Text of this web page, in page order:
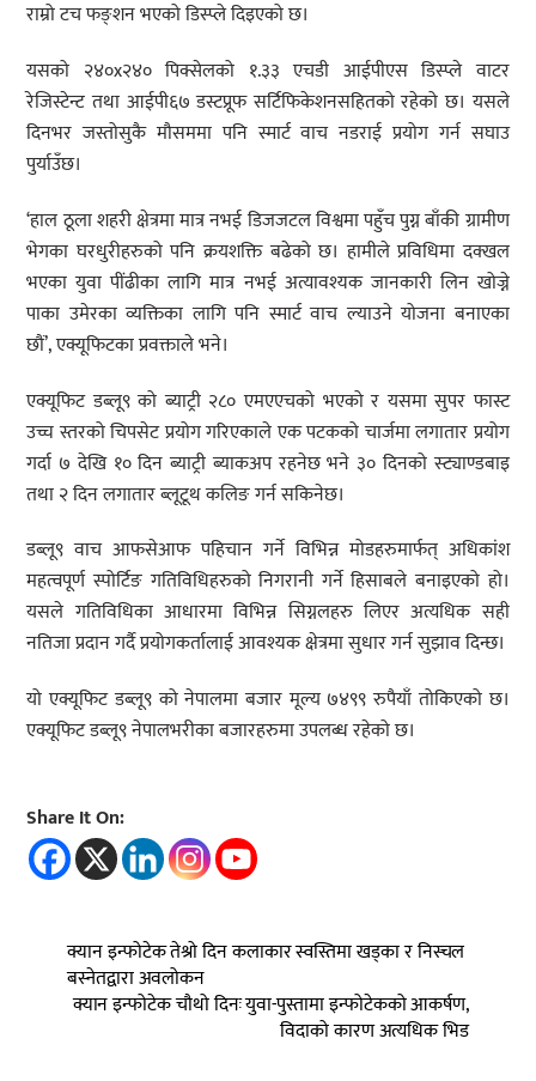
राम्रो टच फङ्शन भएको डिस्प्ले दिइएको छ।
यसको २४०x२४० पिक्सेलको १.३३ एचडी आईपीएस डिस्प्ले वाटर
रेजिस्टेन्ट तथा आईपी६७ डस्टप्रूफ सर्टिफिकेशनसहितको रहेको छ। यसले
दिनभर जस्तोसुकै मौसममा पनि स्मार्ट वाच नडराई प्रयोग गर्न सघाउ
पुर्याउँछ।
‘हाल ठूला शहरी क्षेत्रमा मात्र नभई डिजजटल विश्वमा पहुँच पुग्न बाँकी ग्रामीण
भेगका घरधुरीहरुको पनि क्रयशक्ति बढेको छ। हामीले प्रविधिमा दक्खल
भएका युवा पींढीका लागि मात्र नभई अत्यावश्यक जानकारी लिन खोज्ने
पाका उमेरका व्यक्तिका लागि पनि स्मार्ट वाच ल्याउने योजना बनाएका
छौं’, एक्यूफिटका प्रवक्ताले भने।
एक्यूफिट डब्लू९ को ब्याट्री २८० एमएएचको भएको र यसमा सुपर फास्ट
उच्च स्तरको चिपसेट प्रयोग गरिएकाले एक पटकको चार्जमा लगातार प्रयोग
गर्दा ७ देखि १० दिन ब्याट्री ब्याकअप रहनेछ भने ३० दिनको स्ट्याण्डबाइ
तथा २ दिन लगातार ब्लूटूथ कलिङ गर्न सकिनेछ।
डब्लू९ वाच आफसेआफ पहिचान गर्ने विभिन्न मोडहरुमार्फत् अधिकांश
महत्वपूर्ण स्पोर्टिङ गतिविधिहरुको निगरानी गर्ने हिसाबले बनाइएको हो।
यसले गतिविधिका आधारमा विभिन्न सिग्नलहरु लिएर अत्यधिक सही
नतिजा प्रदान गर्दै प्रयोगकर्तालाई आवश्यक क्षेत्रमा सुधार गर्न सुझाव दिन्छ।
यो एक्यूफिट डब्लू९ को नेपालमा बजार मूल्य ७४९९ रुपैयाँ तोकिएको छ।
एक्यूफिट डब्लू९ नेपालभरीका बजारहरुमा उपलब्ध रहेको छ।
Share It On:
क्यान इन्फोटेक तेश्रो दिन कलाकार स्वस्तिमा खड्का र निस्चल
बस्नेतद्वारा अवलोकन
क्यान इन्फोटेक चौथो दिनः युवा-पुस्तामा इन्फोटेकको आकर्षण,
विदाको कारण अत्यधिक भिड